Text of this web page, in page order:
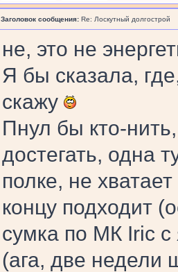
Заголовок сообщения: Re: Лоскутный долгострой
не, это не
Я бы сказала,
скажу
Пнул бы кто-
достегать, одна
полке, не
концу подходит
сумка по МК Iric с
(ага, две недели